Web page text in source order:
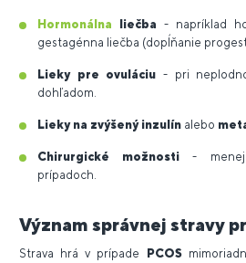
Hormonálna liečba - napríklad
gestagénna liečba (dopĺňanie
Lieky pre ovuláciu - pri
dohľadom.
Lieky na zvýšený inzulín alebo
Chirurgické možnosti - menej
prípadoch.
Význam správnej stravy
Strava hrá v prípade PCOS